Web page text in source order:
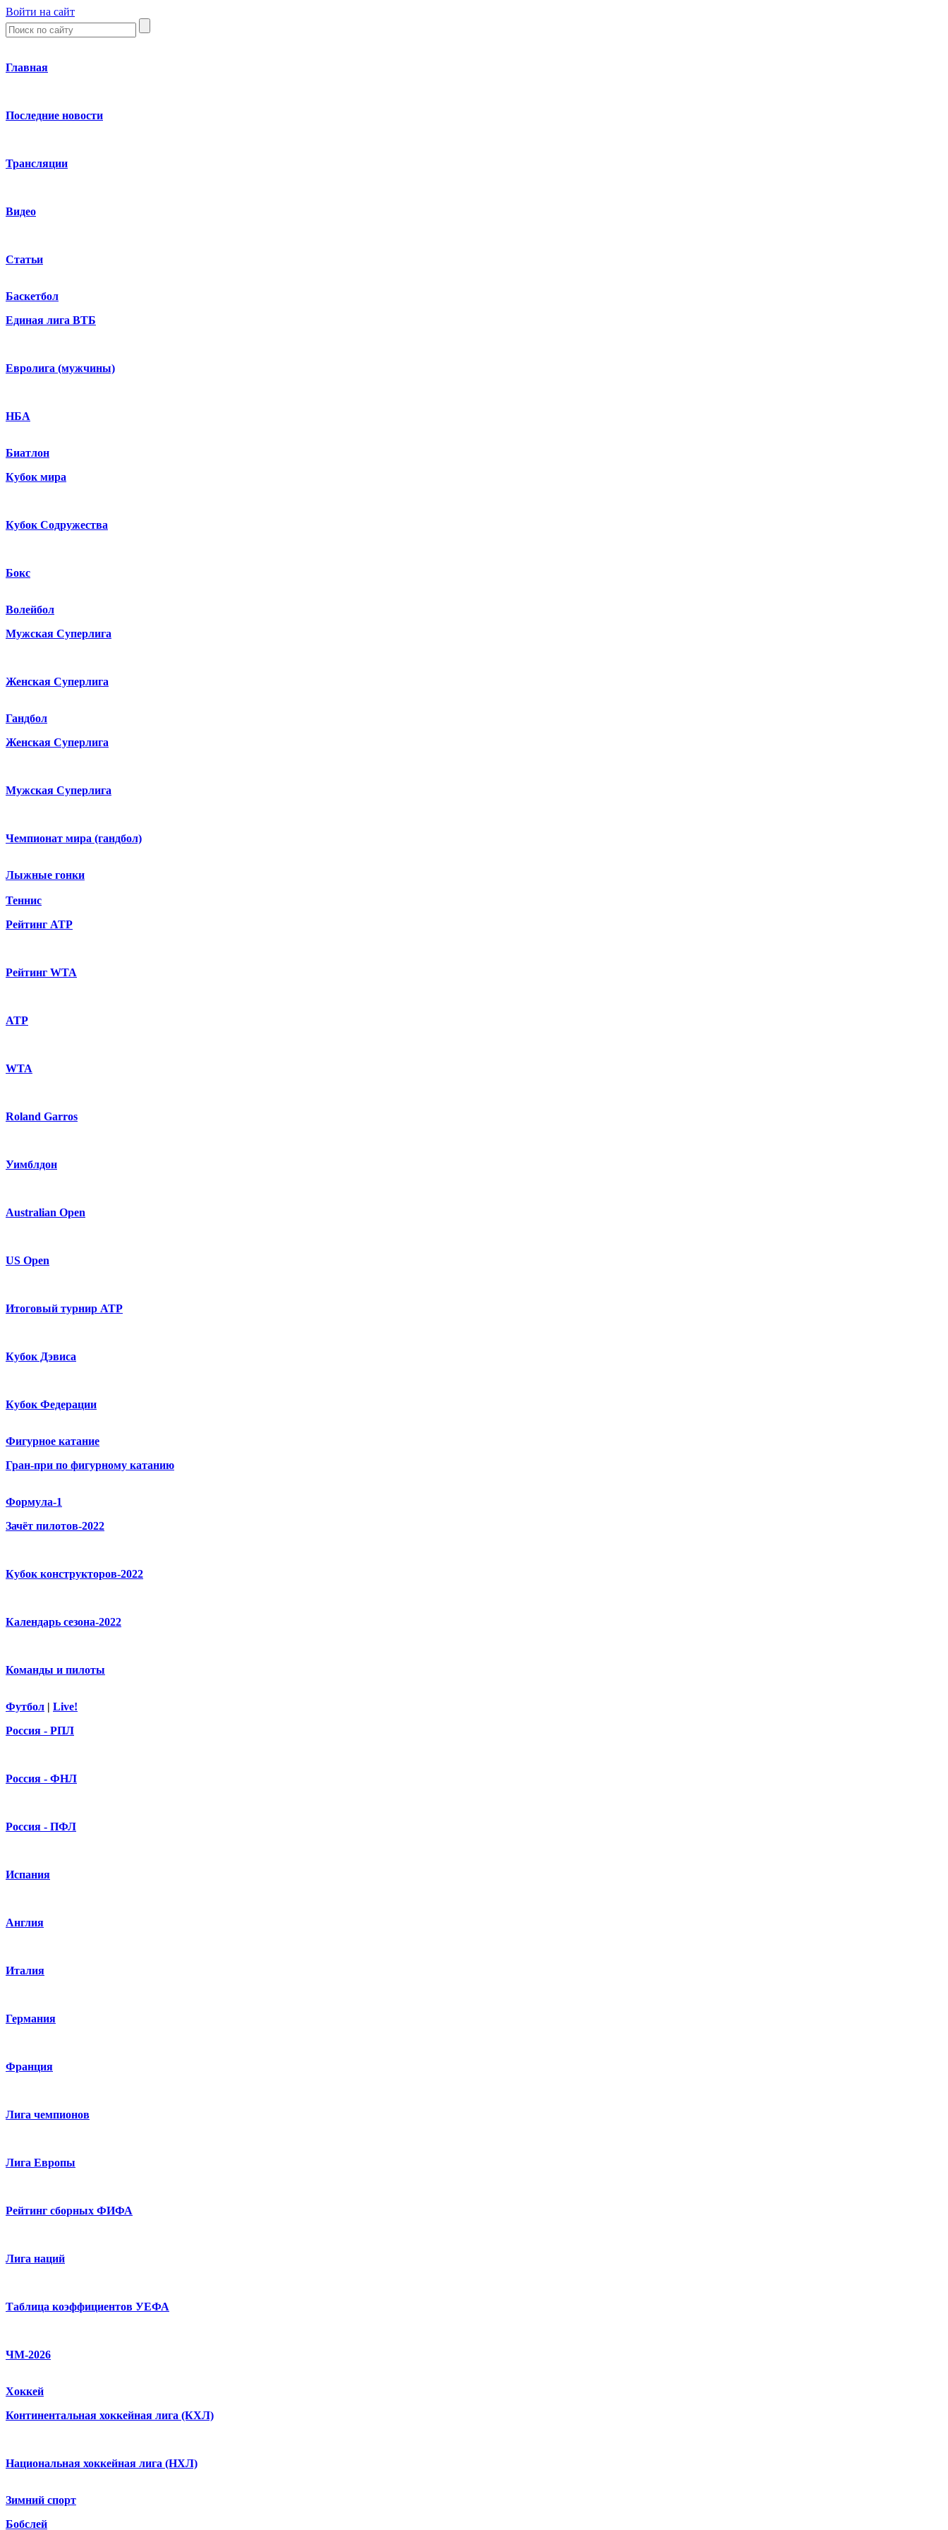
Войти на сайт
Главная
Последние новости
Трансляции
Видео
Статьи
Баскетбол
Единая лига ВТБ
Евролига (мужчины)
НБА
Биатлон
Кубок мира
Кубок Содружества
Бокс
Волейбол
Мужская Суперлига
Женская Суперлига
Гандбол
Женская Суперлига
Мужская Суперлига
Чемпионат мира (гандбол)
Лыжные гонки
Теннис
Рейтинг ATP
Рейтинг WTA
ATP
WTA
Roland Garros
Уимблдон
Australian Open
US Open
Итоговый турнир ATP
Кубок Дэвиса
Кубок Федерации
Фигурное катание
Гран-при по фигурному катанию
Формула-1
Зачёт пилотов-2022
Кубок конструкторов-2022
Календарь сезона-2022
Команды и пилоты
Футбол | Live!
Россия - РПЛ
Россия - ФНЛ
Россия - ПФЛ
Испания
Англия
Италия
Германия
Франция
Лига чемпионов
Лига Европы
Рейтинг сборных ФИФА
Лига наций
Таблица коэффициентов УЕФА
ЧМ-2026
Хоккей
Континентальная хоккейная лига (КХЛ)
Национальная хоккейная лига (НХЛ)
Зимний спорт
Бобслей